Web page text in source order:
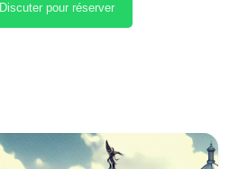
Discuter pour réserver